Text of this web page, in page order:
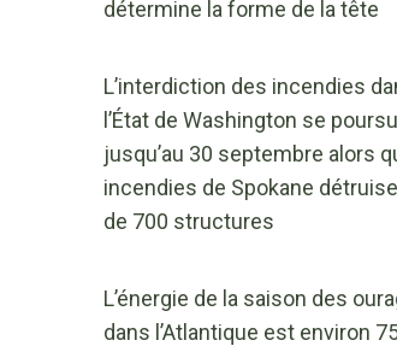
détermine la forme de la tête
L’interdiction des incendies
l’État de Washington se
jusqu’au 30 septembre alors
incendies de Spokane
de 700 structures
L’énergie de la saison des
dans l’Atlantique est environ